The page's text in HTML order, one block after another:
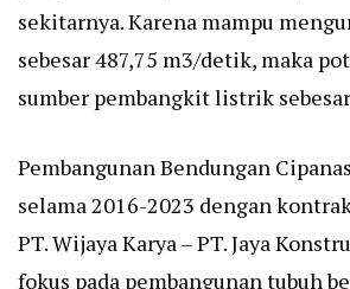
sekitarnya. Karena mampu
sebesar 487,75 m3/detik, maka
sumber pembangkit listrik
Pembangunan Bendungan
selama 2016-2023 dengan
PT. Wijaya Karya – PT. Jaya
fokus pada pembangunan tubuh